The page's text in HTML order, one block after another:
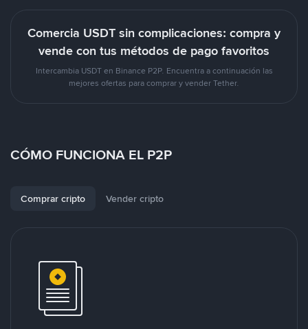
Comercia USDT sin complicaciones: compra y
vende con tus métodos de pago favoritos
Intercambia USDT en Binance P2P. Encuentra a continuación las
mejores ofertas para comprar y vender Tether.
CÓMO FUNCIONA EL P2P
Comprar cripto Vender cripto